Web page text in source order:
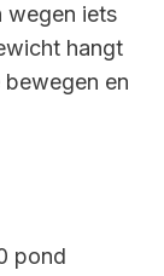
wegen iets
hangt
en
pond